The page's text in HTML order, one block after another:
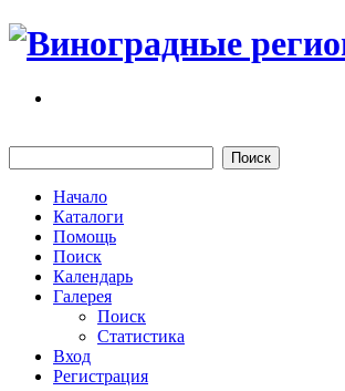
Начало
Каталоги
Помощь
Поиск
Календарь
Галерея
Поиск
Статистика
Вход
Регистрация